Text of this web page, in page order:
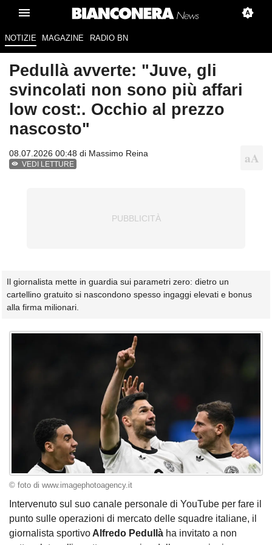
NOTIZIE MAGAZINE RADIO BN
Pedullà avverte: "Juve, gli
svincolati non sono più affari
low cost:. Occhio al prezzo
nascosto"
08.07.2026 00:48 di Massimo Reina
VEDI LETTURE
Il giornalista mette in guardia sui parametri zero: dietro un
cartellino gratuito si nascondono spesso ingaggi elevati e bonus
alla firma milionari.
© foto di www.imagephotoagency.it
Intervenuto sul suo canale personale di YouTube per fare il
punto sulle operazioni di mercato delle squadre italiane, il
giornalista sportivo Alfredo Pedullà ha invitato a non